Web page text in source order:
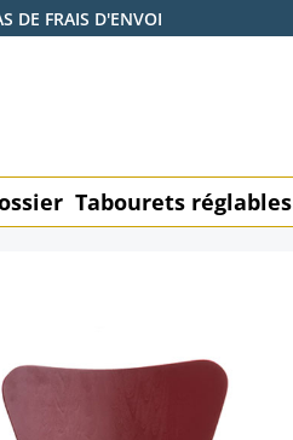
DE FRAIS D'ENVOI
Tabourets réglables